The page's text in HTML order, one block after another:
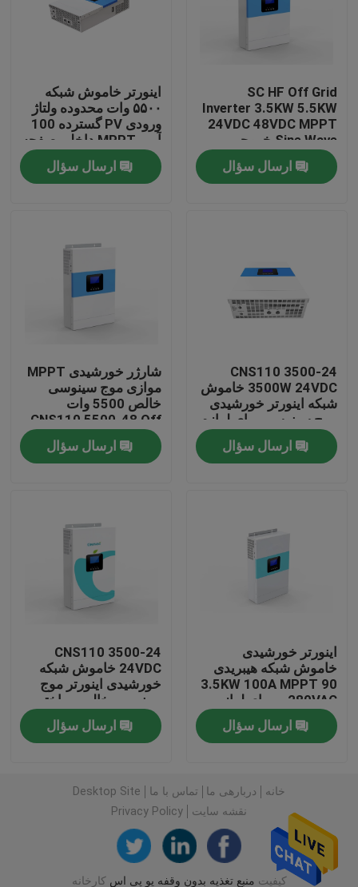
محصولات
درباره ما
کنترل کیفیت
با ما تماس بگیرید
اخبار
News
منبع تغذیه مخابراتی
سیستم ذخیره انرژی
باتری لیتیوم آهن
سیستم های UPS در فضای باز
سیستم UPS مدولار
SC HF Off Grid
Inverter 3.5KW 5.5KW
24VDC 48VDC MPPT
Sine Wave خروجی
ارسال سؤال
اینورتر خاموش شبکه
۵۵۰۰ وات محدوده ولتاژ
ورودی PV گسترده 100
آمپر MPPT داخلی صفحه
گرد و غبار
ارسال سؤال
CNS110 3500-24
3500W 24VDC خاموش
شبکه اینورتر خورشیدی
موج سینوسی برای لوازم
خانگی
ارسال سؤال
شارژر خورشیدی MPPT
موازی موج سینوسی
خالص 5500 وات
CNS110 5500-48 Off
Grid
ارسال سؤال
اینورتر خورشیدی
خاموش شبکه هیبریدی
3.5KW 100A MPPT 90
– 280VAC برای لوازم
خانگی
ارسال سؤال
CNS110 3500-24
24VDC خاموش شبکه
خورشیدی اینورتر موج
سینوسی خالص ساخته
شده در صفحه گرد و غبار
ارسال سؤال
خانه دربارهی ما تماس با ما
Desktop Site
نقشه سایت
Privacy Policy
کیفیت منبع تغذیه بدون وقفه یو پی اس کارخانه